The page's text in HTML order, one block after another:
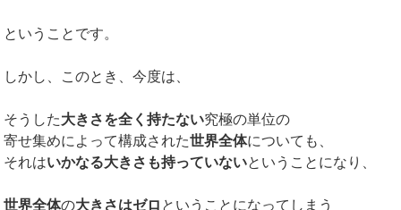
ということです。
しかし、このとき、今度は、
そうした大きさを全く持たない究極の単位の
寄せ集めによって構成された世界全体についても、
それはいかなる大きさも持っていないということになり、
世界全体の大きさはゼロ ということになってしまう